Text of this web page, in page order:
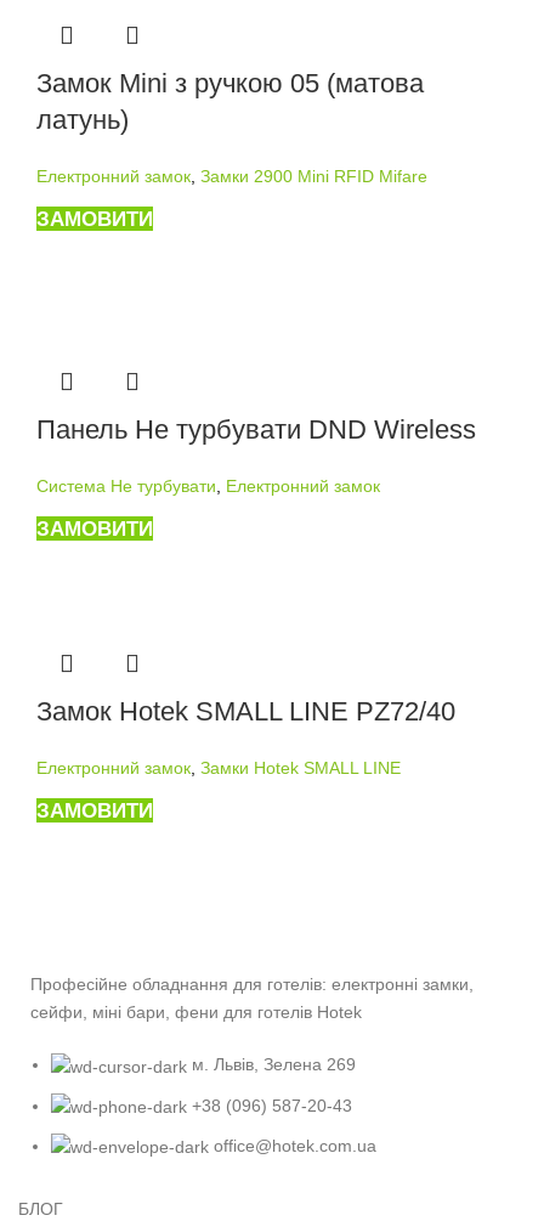
Замок Mini з ручкою 05 (матова
латунь)
Електронний замок Замки 2900 Mini RFID Mifare
ЗАМОВИТИ
Панель Не турбувати DND Wireless
Система Не турбувати Електронний замок
ЗАМОВИТИ
Замок Hotek SMALL LINE PZ72/40
Електронний замок, Замки Hotek SMALL LINE
ЗАМОВИТИ
Професійне обладнання для готелів: електронні замки,
сейфи, міні бари, фени для готелів Hotek
м. Львів, Зелена 269
+38 (096) 587-20-43
office@hotek.com.ua
БЛОГ